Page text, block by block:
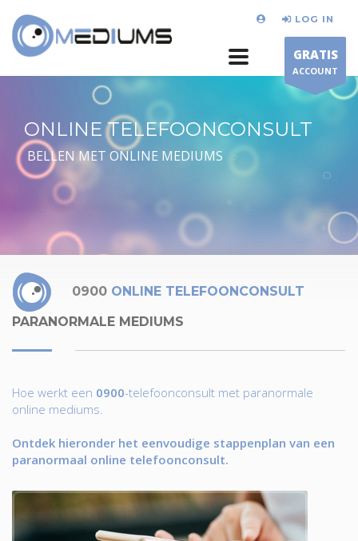
LOG IN
GRATIS
ACCOUNT
ONLINE TELEFOONCONSULT
BELLEN MET ONLINE MEDIUMS
0900 ONLINE TELEFOONCONSULT
PARANORMALE MEDIUMS
Hoe werkt een 0900-telefoonconsult met paranormale
online mediums.
Ontdek hieronder het eenvoudige stappenplan van een
paranormaal online telefoonconsult.